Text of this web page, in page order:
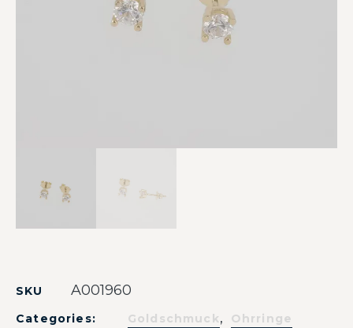
SKU A001960
Categories: Goldschmuck, Ohrringe